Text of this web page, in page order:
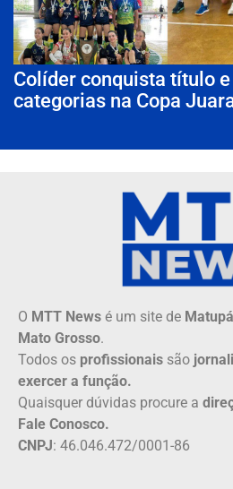
Colíder conquista título
categorias na Copa
O MTT News é um site de Matupá
Mato Grosso.
Todos os profissionais são
exercer a função.
Quaisquer dúvidas procure a
Fale Conosco.
CNPJ: 46.046.472/0001-86